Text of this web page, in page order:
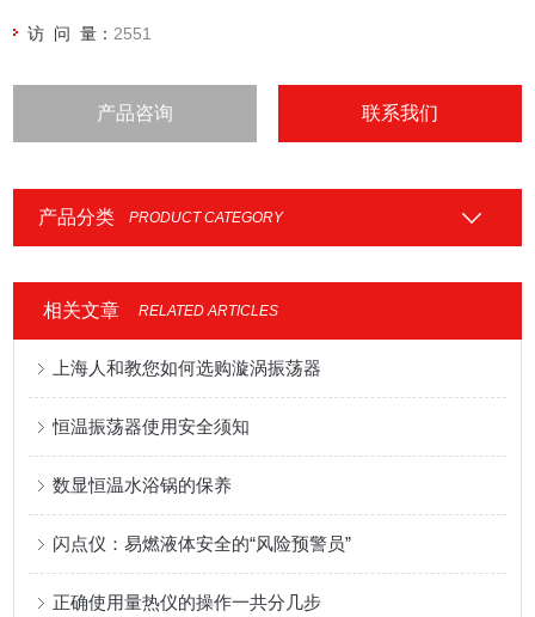
访 问 量： 2551
产品咨询 联系我们
产品分类 PRODUCT CATEGORY
相关文章 RELATED ARTICLES
上海人和教您如何选购漩涡振荡器
恒温振荡器使用安全须知
数显恒温水浴锅的保养
闪点仪：易燃液体安全的“风险预警员”​
正确使用量热仪的操作一共分几步